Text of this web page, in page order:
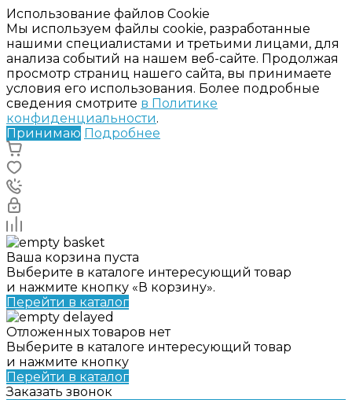
Использование файлов Cookie
Мы используем файлы cookie, разработанные
нашими специалистами и третьими лицами, для
анализа событий на нашем веб-сайте. Продолжая
просмотр страниц нашего сайта, вы принимаете
условия его использования. Более подробные
сведения смотрите в Политике
конфиденциальности.
Принимаю Подробнее
Ваша корзина пуста
Выберите в каталоге интересующий товар
и нажмите кнопку «В корзину».
Перейти в каталог
Отложенных товаров нет
Выберите в каталоге интересующий товар
и нажмите кнопку
Перейти в каталог
Заказать звонок